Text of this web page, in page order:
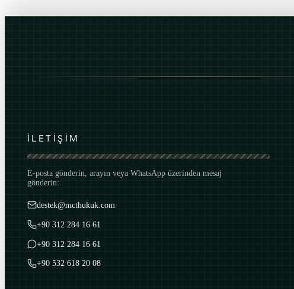
İLETİŞİM
E-posta gönderin, arayın veya WhatsApp üzerinden mesaj
gönderin:
destek@mcthukuk.com
+90 312 284 16 61
+90 312 284 16 61
+90 532 618 20 08